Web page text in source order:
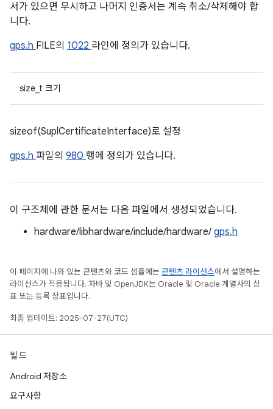
서가 있으면 무시하고 나머지 인증서는 계속 취소/삭제해야 합
니다.
gps.h FILE의 1022 라인에 정의가 있습니다.
size_t 크기
sizeof(SuplCertificateInterface)로 설정
gps.h 파일의 980 행에 정의가 있습니다.
이 구조체에 관한 문서는 다음 파일에서 생성되었습니다.
hardware/libhardware/include/hardware/ gps.h
이 페이지에 나와 있는 콘텐츠와 코드 샘플에는 콘텐츠 라이선스에서 설명하는
라이선스가 적용됩니다. 자바 및 OpenJDK는 Oracle 및 Oracle 계열사의 상
표 또는 등록 상표입니다.
최종 업데이트: 2025-07-27(UTC)
빌드
Android 저장소
요구사항